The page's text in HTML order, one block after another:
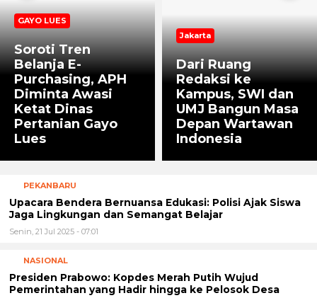
GAYO LUES
Soroti Tren
Belanja E-
Purchasing, APH
Diminta Awasi
Ketat Dinas
Pertanian Gayo
Lues
Jakarta
Dari Ruang
Redaksi ke
Kampus, SWI dan
UMJ Bangun Masa
Depan Wartawan
Indonesia
PEKANBARU
Upacara Bendera Bernuansa Edukasi: Polisi Ajak Siswa
Jaga Lingkungan dan Semangat Belajar
Senin, 21 Jul 2025 - 07:01
NASIONAL
Presiden Prabowo: Kopdes Merah Putih Wujud
Pemerintahan yang Hadir hingga ke Pelosok Desa